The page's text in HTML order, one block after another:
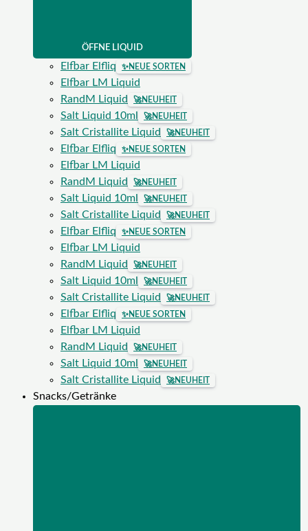
ÖFFNE LIQUID
Elfbar Elfliq ✨NEUE SORTEN
Elfbar LM Liquid
RandM Liquid
🚀NEUHEIT
Salt Liquid 10ml 🚀NEUHEIT
Salt Cristallite Liquid 🚀NEUHEIT
Elfbar Elfliq ✨NEUE SORTEN
Elfbar LM Liquid
RandM Liquid
🚀NEUHEIT
Salt Liquid 10ml 🚀NEUHEIT
Salt Cristallite Liquid 🚀NEUHEIT
Elfbar Elfliq ✨NEUE SORTEN
Elfbar LM Liquid
RandM Liquid
🚀NEUHEIT
Salt Liquid 10ml 🚀NEUHEIT
Salt Cristallite Liquid 🚀NEUHEIT
Elfbar Elfliq ✨NEUE SORTEN
Elfbar LM Liquid
RandM Liquid
🚀NEUHEIT
Salt Liquid 10ml 🚀NEUHEIT
Salt Cristallite Liquid 🚀NEUHEIT
Snacks/Getränke